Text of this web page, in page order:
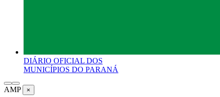
DIÁRIO OFICIAL DOS
MUNICÍPIOS DO PARANÁ
AMP ×